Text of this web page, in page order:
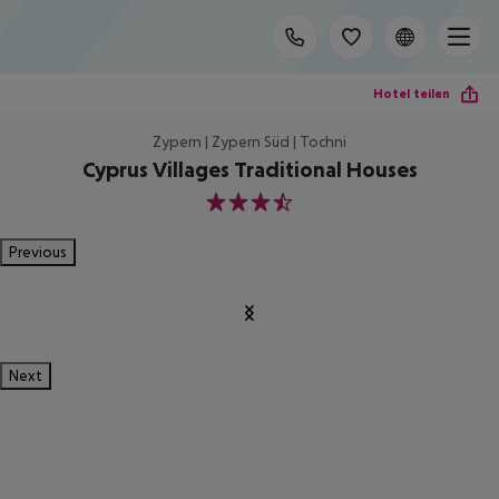
Hotel teilen
Zypern | Zypern Süd | Tochni
Cyprus Villages Traditional Houses
3.5
Previous
Next